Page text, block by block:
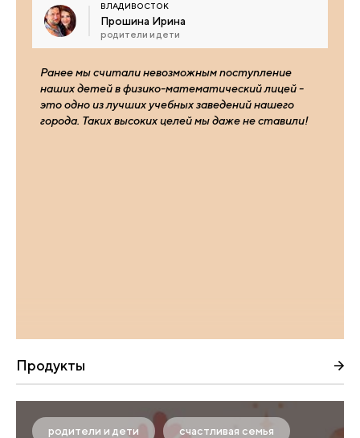
ВЛАДИВОСТОК
Прошина Ирина
родители и дети
Ранее мы считали невозможным поступление
наших детей в физико-математический лицей -
это одно из лучших учебных заведений нашего
города. Таких высоких целей мы даже не ставили!
Продукты
родители и дети счастливая семья